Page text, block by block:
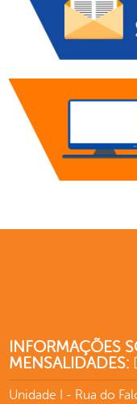
INFORMAÇÕES
MENSALIDADES:
Unidade I - Rua do